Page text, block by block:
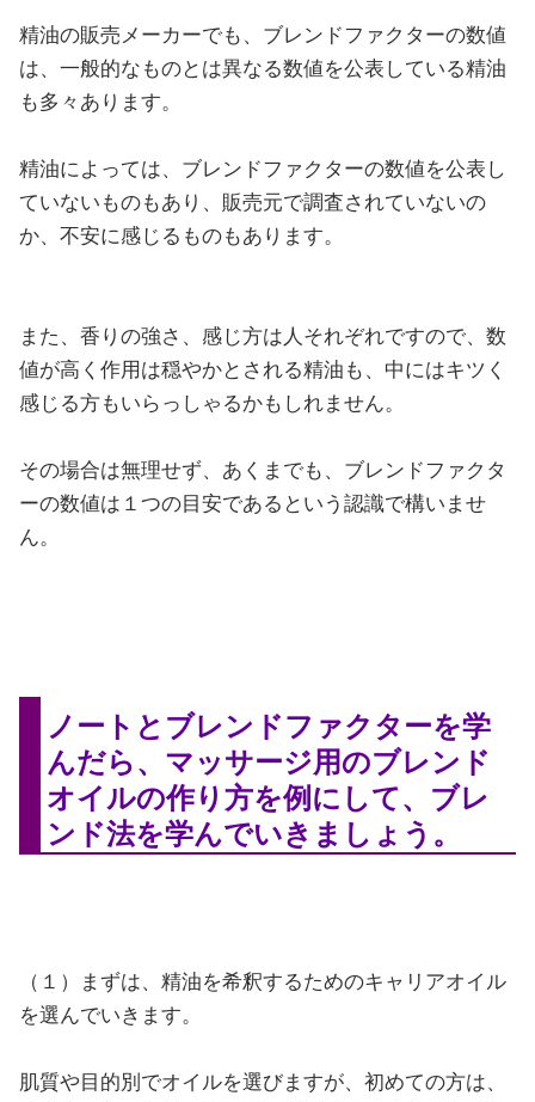
精油の販売メーカーでも、ブレンドファクターの数値
は、一般的なものとは異なる数値を公表している精油
も多々あります。
精油によっては、ブレンドファクターの数値を公表し
ていないものもあり、販売元で調査されていないの
か、不安に感じるものもあります。
また、香りの強さ、感じ方は人それぞれですので、数
値が高く作用は穏やかとされる精油も、中にはキツく
感じる方もいらっしゃるかもしれません。
その場合は無理せず、あくまでも、ブレンドファクタ
ーの数値は１つの目安であるという認識で構いませ
ん。
ノートとブレンドファクターを学
んだら、マッサージ用のブレンド
オイルの作り方を例にして、ブレ
ンド法を学んでいきましょう。
（１）まずは、精油を希釈するためのキャリアオイル
を選んでいきます。
肌質や目的別でオイルを選びますが、初めての方は、